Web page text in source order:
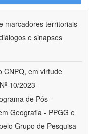
marcadores territoriais
e sinapses
CNPQ, em virtude
10/2023 -
de Pós-
Geografia - PPGG e
Grupo de Pesquisa